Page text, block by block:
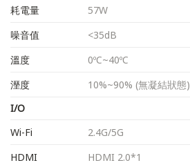
耗電量
57W
噪音值
<35dB
溫度
0ºC~40ºC
溼度
10%~90% (無凝結狀態)
I/O
Wi-Fi
2.4G/5G
HDMI
HDMI 2.0*1